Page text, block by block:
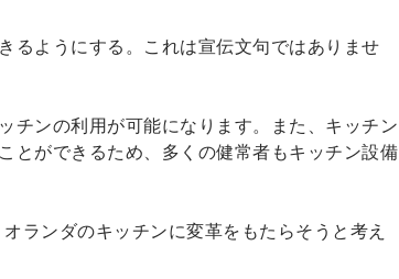
るようにする。これは宣伝文句ではありませ
チンの利用が可能になります。また、キッチン
とができるため、多くの健常者もキッチン設備
ランダのキッチンに変革をもたらそうと考え